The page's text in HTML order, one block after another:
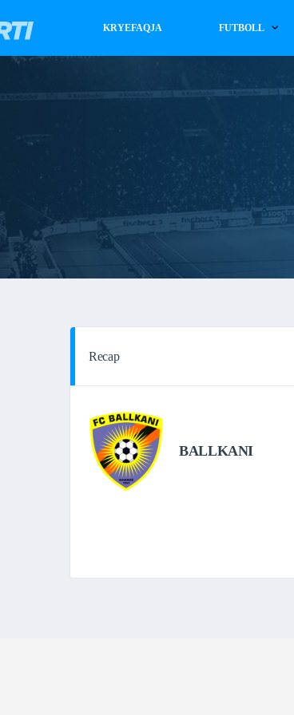
KRYEFAQJA FUTBOLL
Recap
BALLKANI